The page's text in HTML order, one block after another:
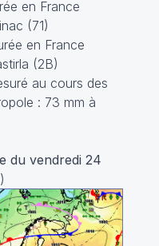
en France
(71)
en France
(2B)
au cours des
: 73 mm à
du vendredi 24